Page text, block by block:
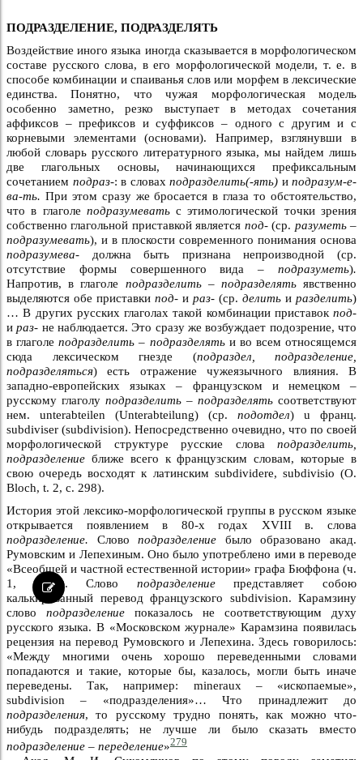
ПОДРАЗДЕЛЕНИЕ, ПОДРАЗДЕЛЯТЬ
Воздействие иного языка иногда сказывается в морфологическом
составе русского слова, в его морфологической модели, т. е. в
способе комбинации и спаиванья слов или морфем в лексические
единства. Понятно, что чужая морфологическая модель
особенно заметно, резко выступает в методах сочетания
аффиксов – префиксов и суффиксов – одного с другим и с
корневыми элементами (основами). Например, взглянувши в
любой словарь русского литературного языка, мы найдем лишь
две глагольных основы, начинающихся префиксальным
сочетанием подраз-: в словах подразделить(-ять) и подразум-е-
ва-ть. При этом сразу же бросается в глаза то обстоятельство,
что в глаголе подразумеватьс этимологической точки зрения
собственно глагольной приставкой является под-(ср. разуметь –
подразумевать), и в плоскости современного понимания основа
подразумева- должна быть признана непроизводной (ср.
отсутствие формы совершенного вида – подразуметь).
Напротив, в глаголе подразделить – подразделятьявственно
выделяются обе приставки под- и раз- (ср. делить и разделить)
… В других русских глаголах такой комбинации приставок под-
ираз- не наблюдается. Это сразу же возбуждает подозрение, что
в глаголеподразделить – подразделятьи во всем относящемся
сюда лексическом гнезде (подраздел, подразделение,
подразделяться) есть отражение чужеязычного влияния. В
западно-европейских языках – французском и немецком –
русскому глаголу подразделить – подразделять соответствуют
нем. unterabteilen (Unterabteilung) (cp. подотдел) u франц.
subdiviser (subdivision). Непосредственно очевидно, что по своей
морфологической структуре русские слова подразделить,
подразделение ближе всего к французским словам, которые в
свою очередь восходят к латинским subdividere, subdivisio (O.
Bloch, t. 2, с. 298).
История этой лексико-морфологической группы в русском языке
открывается появлением в 80-х годах XVIII в. слова
подразделение. Словоподразделение было образовано акад.
Румовским и Лепехиным. Оно было употреблено ими в переводе
«Всеобщей и частной естественной истории» графа Бюффона (ч.
1, 1789). Слово подразделениепредставляет собою
калькированный перевод французского subdivision. Карамзину
слово подразделение показалось не соответствующим духу
русского языка. В «Московском журнале» Карамзина появилась
рецензия на перевод Румовского и Лепехина. Здесь говорилось:
«Между многими очень хорошо переведенными словами
попадаются и такие, которые бы, казалось, могли быть иначе
переведены. Так, например: mineraux – «ископаемые»,
subdivision – «подразделения»… Что принадлежит до
подразделения, то русскому трудно понять, как можно что-
нибудь подразделять; не лучше ли было сказать вместо
подразделение – переделение»279